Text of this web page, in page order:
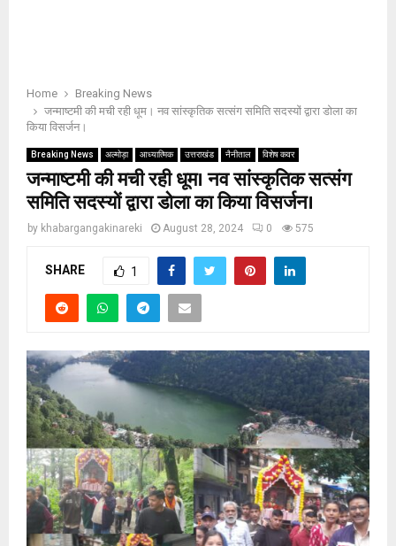
Home
Breaking News
जन्माष्टमी की मची रही धूम। नव सांस्कृतिक सत्संग समिति सदस्यों द्वारा डोला का
किया विसर्जन।
Breaking News अल्मोड़ा आध्यात्मिक उत्तराखंड नैनीताल विशेष कवर
जन्माष्टमी की मची रही धूम। नव सांस्कृतिक सत्संग
समिति सदस्यों द्वारा डोला का किया विसर्जन।
by khabargangakinareki August 28, 2024 0 575
SHARE 1